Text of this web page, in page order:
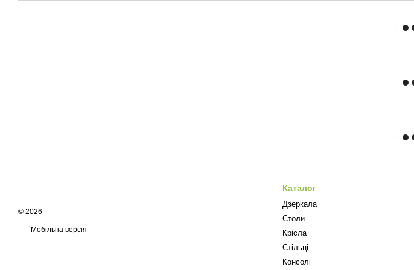
© 2026
Мобільна версія
Каталог
Дзеркала
Столи
Крісла
Стільці
Консолі